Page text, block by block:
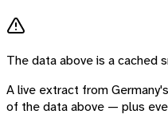
The data above is a cached
A live extract fromGermany
of the data above — plus